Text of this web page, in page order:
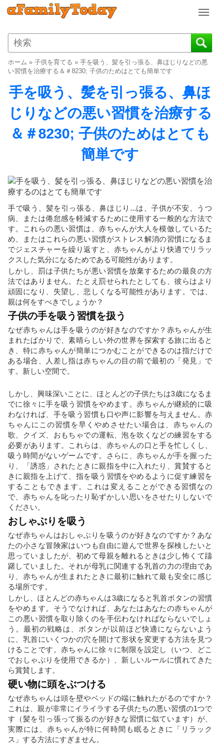
T
g
g
e
a
v
i
g
a
t
n
ホーム » 子供を育てる » 手を吸う、髪を引っ張る、鼻ほじりなどの悪
い習慣を治療する＆＃8230; 子供のためはとても簡単です
手を吸う、髪を引っ張る、鼻ほ
じりなどの悪い習慣を治療する
＆＃8230; 子供のためはとても
簡単です
手で吸う、髪を引っ張る、鼻ほじり...は、子供が不安、うつ
病、または倦怠感を軽減するために使用する一般的な方法で
す。これらの悪い習慣は、赤ちゃんが大人を模倣しているた
め、またはこれらの悪い習慣がストレス解消の習慣になるま
でジェスチャーを繰り返すと、赤ちゃんがより快適でリラッ
クスした気分になるためである可能性があります。
しかし、罰は子供たちが悪い習慣を放棄するための最良の方
法ではありません。たとえ罰せられたとしても、彼らはより
頑固になり、失望し、悲しくなる可能性があります。では、
親は何をすべきでしょうか？
子供の手を吸う習慣を扱う
なぜ赤ちゃんは手を吸うのが好きなのですか？赤ちゃんが生
まれたばかりで、素晴らしい外の世界を探索する旅に出ると
き、特に赤ちゃんが簡単につかむことができるのは指だけで
ある場合、人差し指は赤ちゃんの目の前で最初の「発見」で
す。新しい空間で。
しかし、興味深いことに、ほとんどの子供たちは3歳になるま
でに徐々に手を吸う習慣をやめます。赤ちゃんが継続的に吸
わなければ、手を吸う習慣も口や声に影響を与えません。赤
ちゃんにこの習慣を早くやめさせたい場合は、赤ちゃんの
歌、クイズ、おもちゃでの運転、泡を吹くなどの練習をする
必要があります。これらは、赤ちゃんの口と手を忙しくし、
吸う時間がないゲームです。さらに、赤ちゃんが手を握った
り、「誘惑」されたときに親指を中に入れたり、賞賛すると
きに親指を上げて、指を吸う習慣をやめるように促す練習を
することもできます。これは変えることができる習慣なの
で、赤ちゃんを叱ったり恥ずかしい思いをさせたりしないで
ください。
おしゃぶりを吸う
なぜ赤ちゃんはおしゃぶりを吸うのが好きなのですか？あな
たの小さな冒険家はいつも自由に遊んで世界を探検したいと
思っていましたが、初めて母親を離れるときは少し怖くて躊
躇していました。それが母乳に関連する乳首の力の理由であ
り、赤ちゃんが生まれたときに最初に触れて最も安全に感じ
る場所です。
しかし、ほとんどの赤ちゃんは3歳になると乳首ボタンの習慣
をやめます。そうでなければ、あなたはあなたの赤ちゃんが
この悪い習慣を取り除くのを手伝わなければならないでしょ
う。最初の戦略は、ボタンが以前ほど快適にならないよう
に、乳首にいくつかの穴を開けて形状を変更する方法を見つ
けることです。赤ちゃんに徐々に制限を設定し（いつ、どこ
でおしゃぶりを使用できるか）、新しいルールに慣れてきた
ら賞賛します。
硬い物に頭をぶつける
なぜ赤ちゃんは頭を壁やベッドの端に触れたがるのですか？
これは、親が非常にイライラする子供たちの悪い習慣の1つで
す（髪を引っ張って振るのが好きな習慣に似ています）が、
実際には、赤ちゃんが特に何時間も眠るときに「リラック
ス」する方法にすぎません。